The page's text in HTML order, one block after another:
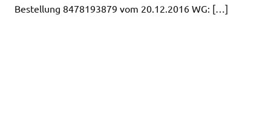
Bestellung 8478193879 vom 20.12.2016 WG: […]